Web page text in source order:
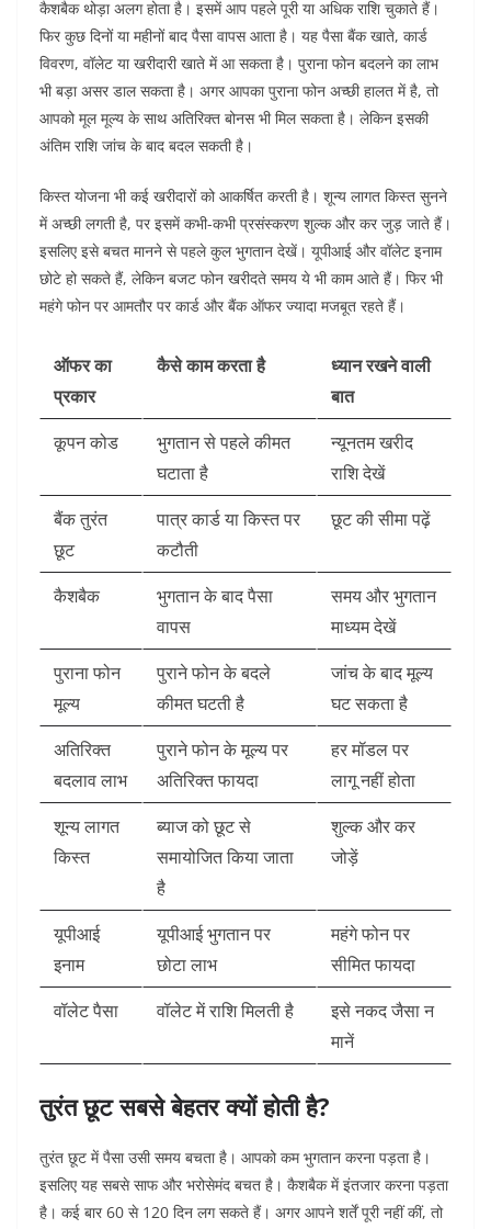
कैशबैक थोड़ा अलग होता है। इसमें आप पहले पूरी या अधिक राशि चुकाते हैं।
फिर कुछ दिनों या महीनों बाद पैसा वापस आता है। यह पैसा बैंक खाते, कार्ड
विवरण, वॉलेट या खरीदारी खाते में आ सकता है। पुराना फोन बदलने का लाभ
भी बड़ा असर डाल सकता है। अगर आपका पुराना फोन अच्छी हालत में है, तो
आपको मूल मूल्य के साथ अतिरिक्त बोनस भी मिल सकता है। लेकिन इसकी
अंतिम राशि जांच के बाद बदल सकती है।
किस्त योजना भी कई खरीदारों को आकर्षित करती है। शून्य लागत किस्त सुनने
में अच्छी लगती है, पर इसमें कभी-कभी प्रसंस्करण शुल्क और कर जुड़ जाते हैं।
इसलिए इसे बचत मानने से पहले कुल भुगतान देखें। यूपीआई और वॉलेट इनाम
छोटे हो सकते हैं, लेकिन बजट फोन खरीदते समय ये भी काम आते हैं। फिर भी
महंगे फोन पर आमतौर पर कार्ड और बैंक ऑफर ज्यादा मजबूत रहते हैं।
ऑफर का
प्रकार
कैसे काम करता है
ध्यान रखने वाली
बात
कूपन कोड
भुगतान से पहले कीमत
घटाता है
न्यूनतम खरीद
राशि देखें
बैंक तुरंत
छूट
पात्र कार्ड या किस्त पर
कटौती
छूट की सीमा पढ़ें
कैशबैक
भुगतान के बाद पैसा
वापस
समय और भुगतान
माध्यम देखें
पुराना फोन
मूल्य
पुराने फोन के बदले
कीमत घटती है
जांच के बाद मूल्य
घट सकता है
अतिरिक्त
बदलाव लाभ
पुराने फोन के मूल्य पर
अतिरिक्त फायदा
हर मॉडल पर
लागू नहीं होता
शून्य लागत
किस्त
ब्याज को छूट से
समायोजित किया जाता
है
शुल्क और कर
जोड़ें
यूपीआई
इनाम
यूपीआई भुगतान पर
छोटा लाभ
महंगे फोन पर
सीमित फायदा
वॉलेट पैसा
वॉलेट में राशि मिलती है
इसे नकद जैसा न
मानें
तुरंत छूट सबसे बेहतर क्यों होती है?
तुरंत छूट में पैसा उसी समय बचता है। आपको कम भुगतान करना पड़ता है।
इसलिए यह सबसे साफ और भरोसेमंद बचत है। कैशबैक में इंतजार करना पड़ता
है। कई बार 60 से 120 दिन लग सकते हैं। अगर आपने शर्तें पूरी नहीं कीं, तो